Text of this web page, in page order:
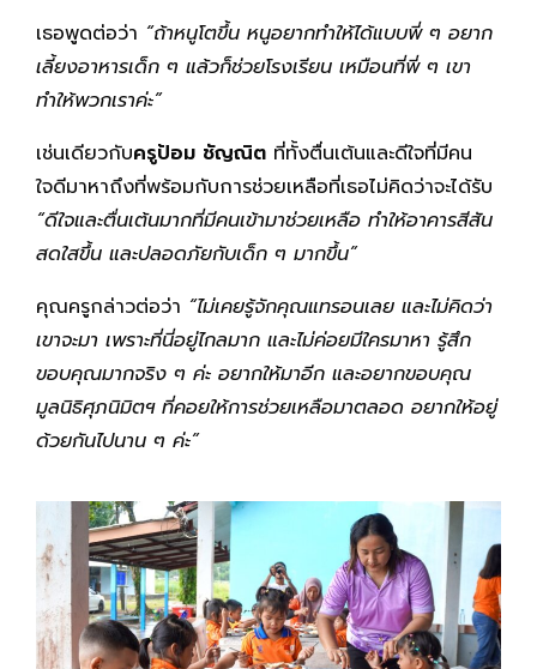
เธอพูดต่อว่า “ถ้าหนูโตขึ้น หนูอยากทำให้ได้แบบพี่ ๆ อยาก
เลี้ยงอาหารเด็ก ๆ แล้วก็ช่วยโรงเรียน เหมือนที่พี่ ๆ เขา
ทำให้พวกเราค่ะ”
เช่นเดียวกับครูป้อม ชัญณิต ที่ทั้งตื่นเต้นและดีใจที่มีคน
ใจดีมาหาถึงที่พร้อมกับการช่วยเหลือที่เธอไม่คิดว่าจะได้รับ
“ดีใจและตื่นเต้นมากที่มีคนเข้ามาช่วยเหลือ ทำให้อาคารสีสัน
สดใสขึ้น และปลอดภัยกับเด็ก ๆ มากขึ้น”
คุณครูกล่าวต่อว่า “ไม่เคยรู้จักคุณแทรอนเลย และไม่คิดว่า
เขาจะมา เพราะที่นี่อยู่ไกลมาก และไม่ค่อยมีใครมาหา รู้สึก
ขอบคุณมากจริง ๆ ค่ะ อยากให้มาอีก และอยากขอบคุณ
มูลนิธิศุภนิมิตฯ ที่คอยให้การช่วยเหลือมาตลอด อยากให้อยู่
ด้วยกันไปนาน ๆ ค่ะ”